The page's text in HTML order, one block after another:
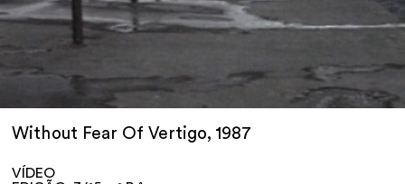
Without Fear Of Vertigo, 1987
VÍDEO